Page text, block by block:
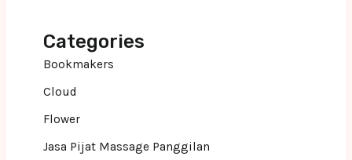
Categories
Bookmakers
Cloud
Flower
Jasa Pijat Massage Panggilan